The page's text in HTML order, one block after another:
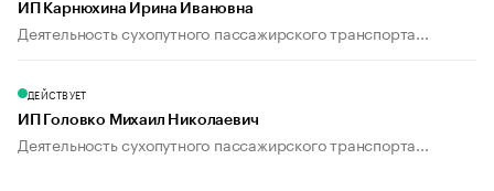
ИП Карнюхина Ирина Ивановна
Деятельность сухопутного пассажирского транспорта...
ДЕЙСТВУЕТ
ИП Головко Михаил Николаевич
Деятельность сухопутного пассажирского транспорта...